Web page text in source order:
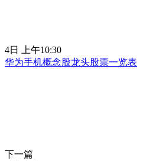
4日 上午10:30
华为手机概念股龙头股票一览表
下一篇